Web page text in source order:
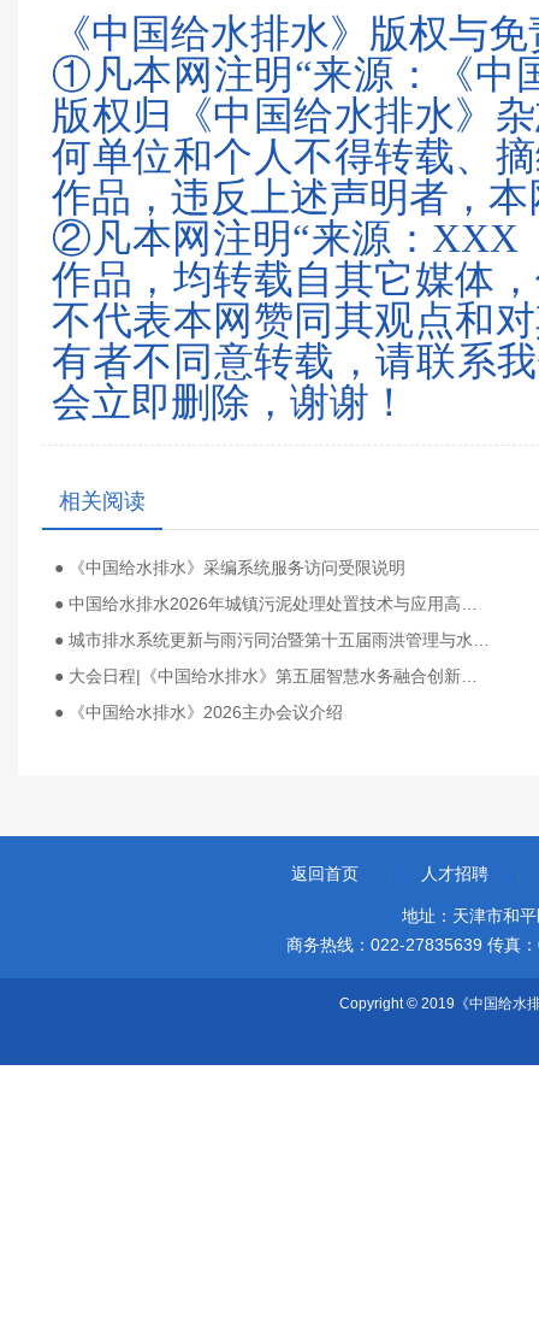
《中国给水排水》版权与
①凡本网注明“来源：《中
版权归《中国给水排水》
何单位和个人不得转载、
作品，违反上述声明者，
②凡本网注明“来源：XXX
作品，均转载自其它媒体
不代表本网赞同其观点和
有者不同意转载，请联系
会立即删除，谢谢！
相关阅读
● 《中国给水排水》采编系统服务访问受限说明
● 《中国给水排水》2026主办会议介绍
返回首页 | 人才招聘 |
地址：天津市和
商务热线：022-27835639 传真
Copyright © 2019《中国给水